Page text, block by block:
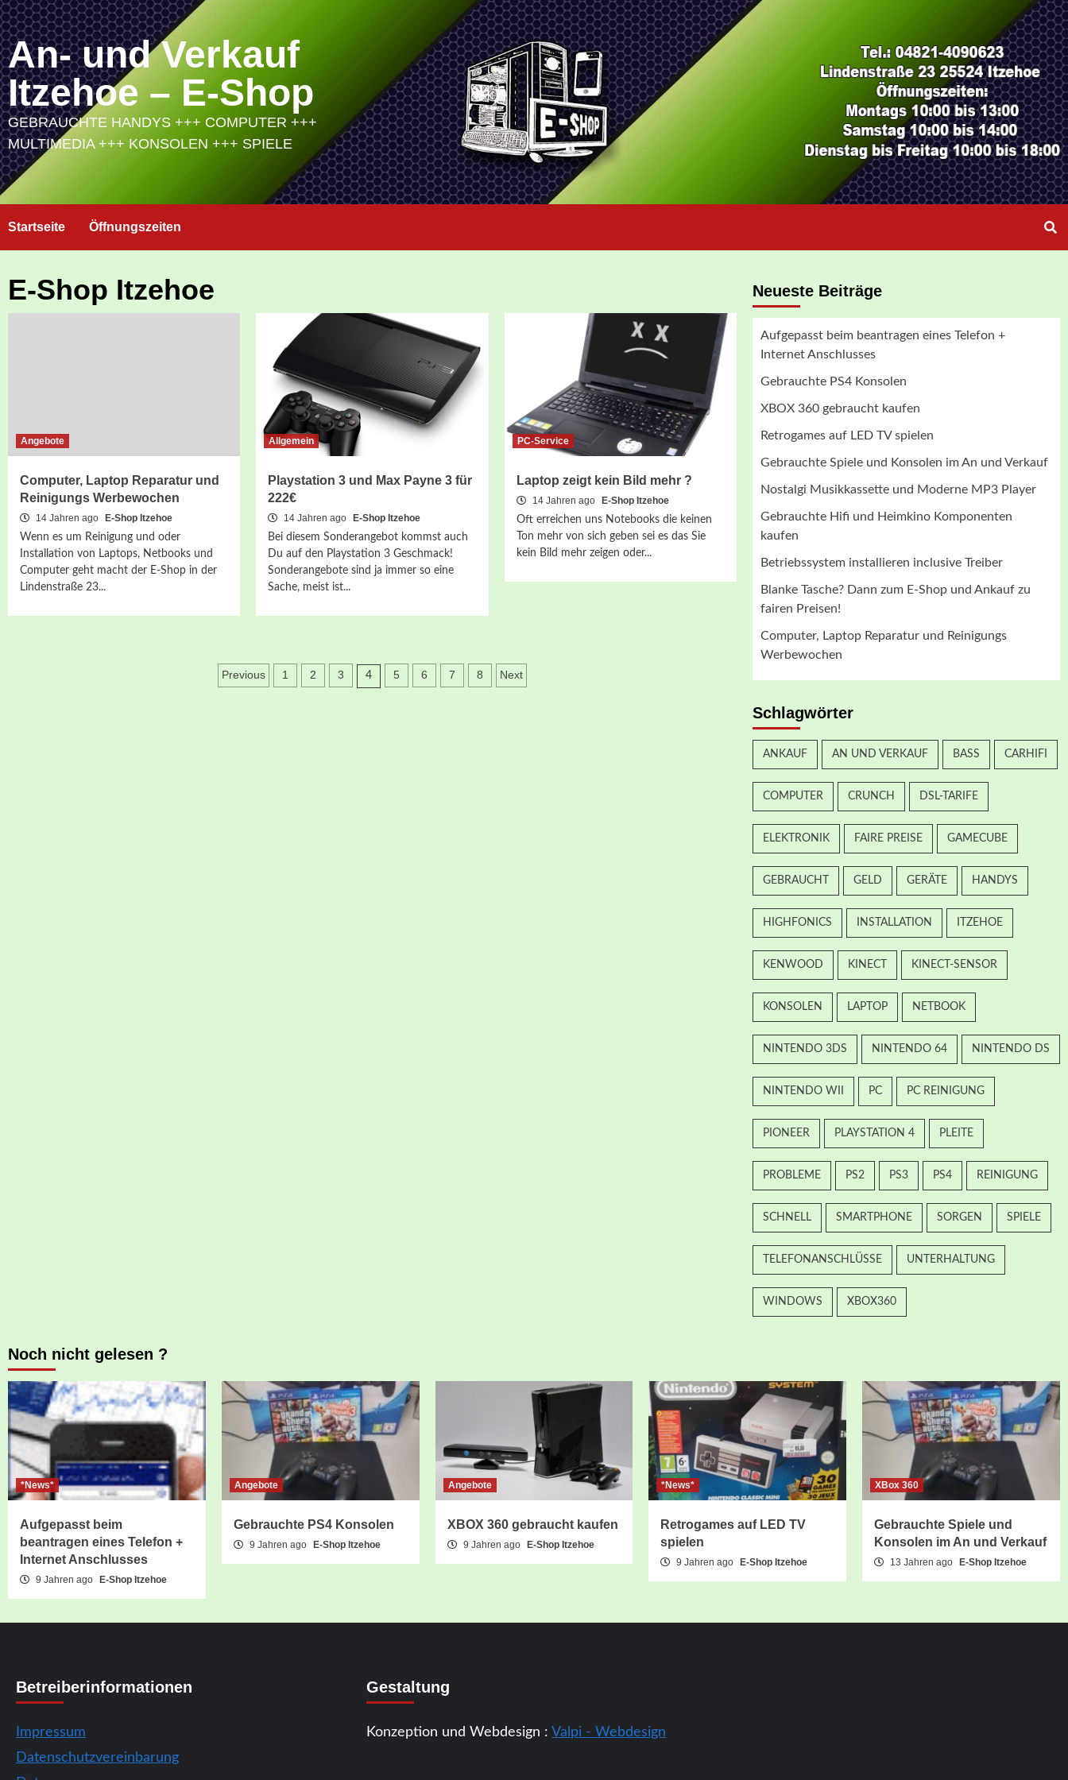
Skip
to
content
An- und Verkauf
Itzehoe – E-Shop
GEBRAUCHTE HANDYS +++ COMPUTER +++
MULTIMEDIA +++ KONSOLEN +++ SPIELE
Startseite Öffnungszeiten
E-Shop Itzehoe
Angebote
Computer, Laptop Reparatur und
Reinigungs Werbewochen
14 Jahren ago
E-Shop Itzehoe
Wenn es um Reinigung und oder
Installation von Laptops, Netbooks und
Computer geht macht der E-Shop in der
Lindenstraße 23...
Allgemein
Playstation 3 und Max Payne 3 für
222€
14 Jahren ago
E-Shop Itzehoe
Bei diesem Sonderangebot kommst auch
Du auf den Playstation 3 Geschmack!
Sonderangebote sind ja immer so eine
Sache, meist ist...
PC-Service
Laptop zeigt kein Bild mehr ?
14 Jahren ago
E-Shop Itzehoe
Oft erreichen uns Notebooks die keinen
Ton mehr von sich geben sei es das Sie
kein Bild mehr zeigen oder...
Seitennummerierung
Previous 1 2 3 4 5 6 7 8 Next
Neueste Beiträge
Aufgepasst beim beantragen eines Telefon +
Internet Anschlusses
Gebrauchte PS4 Konsolen
XBOX 360 gebraucht kaufen
Retrogames auf LED TV spielen
Gebrauchte Spiele und Konsolen im An und Verkauf
Nostalgi Musikkassette und Moderne MP3 Player
Gebrauchte Hifi und Heimkino Komponenten
kaufen
Betriebssystem installieren inclusive Treiber
Blanke Tasche? Dann zum E-Shop und Ankauf zu
fairen Preisen!
Computer, Laptop Reparatur und Reinigungs
Werbewochen
Schlagwörter
ANKAUF AN UND VERKAUF BASS CARHIFI
COMPUTER CRUNCH DSL-TARIFE
ELEKTRONIK FAIRE PREISE GAMECUBE
GEBRAUCHT GELD GERÄTE HANDYS
HIGHFONICS INSTALLATION ITZEHOE
KENWOOD KINECT KINECT-SENSOR
KONSOLEN LAPTOP NETBOOK
NINTENDO 3DS NINTENDO 64 NINTENDO DS
NINTENDO WII PC PC REINIGUNG
PIONEER PLAYSTATION 4 PLEITE
PROBLEME PS2 PS3 PS4 REINIGUNG
SCHNELL SMARTPHONE SORGEN SPIELE
TELEFONANSCHLÜSSE UNTERHALTUNG
WINDOWS XBOX360
Noch nicht gelesen ?
*News*
Aufgepasst beim
beantragen eines Telefon +
Internet Anschlusses
9 Jahren ago E-Shop Itzehoe
Angebote
Gebrauchte PS4 Konsolen
9 Jahren ago E-Shop Itzehoe
Angebote
XBOX 360 gebraucht kaufen
9 Jahren ago E-Shop Itzehoe
*News*
Retrogames auf LED TV
spielen
9 Jahren ago E-Shop Itzehoe
XBox 360
Gebrauchte Spiele und
Konsolen im An und Verkauf
13 Jahren ago E-Shop Itzehoe
Betreiberinformationen
Impressum
Datenschutzvereinbarung
Gestaltung
Konzeption und Webdesign :Valpi - Webdesign